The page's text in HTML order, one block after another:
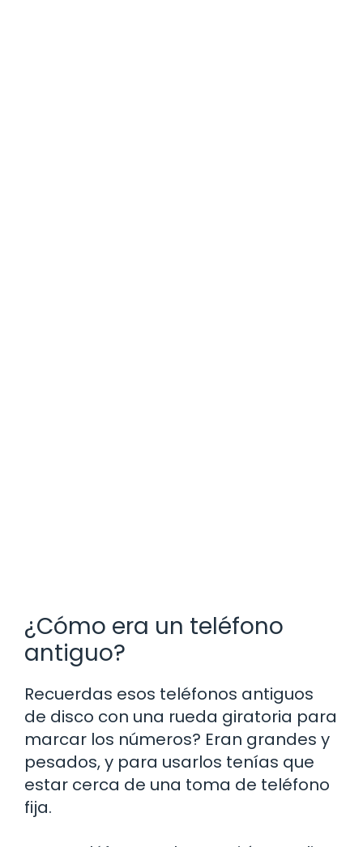
¿Cómo era un teléfono
antiguo?
Recuerdas esos teléfonos antiguos
de disco con una rueda giratoria para
marcar los números? Eran grandes y
pesados, y para usarlos tenías que
estar cerca de una toma de teléfono
fija.